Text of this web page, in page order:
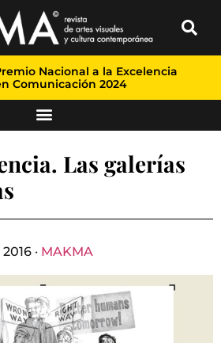
Nacional a la Excelencia
Comunicación 2024
Las galerías
· MAKMA